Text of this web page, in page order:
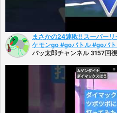
まさかの24連敗‼︎ スーパー
ケモンgo #goバトル #goバ
バッ太郎チャンネル 3157回